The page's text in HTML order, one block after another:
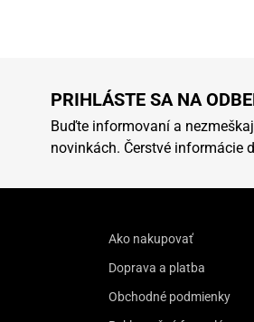
PRIHLÁSTE SA NA
Buďte informovaní a
novinkách. Čerstvé informácie
Ako nakupovať
Doprava a platba
Obchodné podmienky